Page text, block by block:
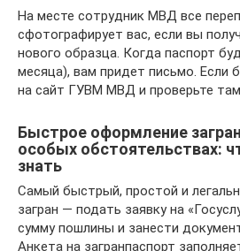
На месте сотрудник МВД все
сфотографирует вас, если вы
нового образца. Когда паспорт
месяца), вам придет письмо. Если
на сайт ГУВМ МВД и проверьте
Быстрое оформление
особых обстоятельствах:
знать
Самый быстрый, простой и
загран — подать заявку на
сумму пошлины и занести
Анкета на загранпаспорт